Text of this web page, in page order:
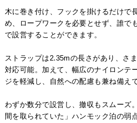
木に巻き付け、フックを掛けるだけで
め、ロープワークを必要とせず、誰で
で設営することができます。
ストラップは2.35mの長さがあり、さ
対応可能。加えて、幅広のナイロンテ
ジを軽減し、自然への配慮も兼ね備え
わずか数分で設営し、撤収もスムーズ
間を取られていた」ハンモック泊の弱